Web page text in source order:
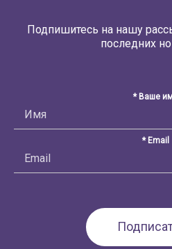
Подпишитесь на нашу
последних
* Ваше
* Email